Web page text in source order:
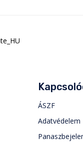
ÁSZF
Adatvédelem